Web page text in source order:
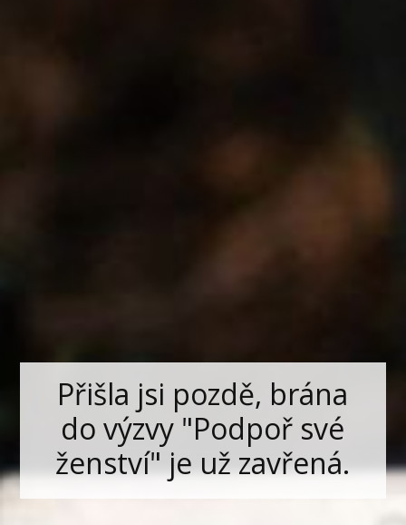
Přišla jsi pozdě, brána
do výzvy "Podpoř své
ženství" je už zavřená.